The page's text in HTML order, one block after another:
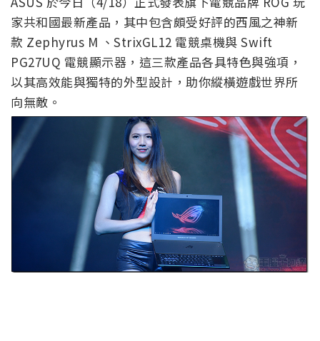
家共和國最新產品，其中包含頗受好評的西風之神新
款 Zephyrus M 、StrixGL12 電競桌機與 Swift
PG27UQ 電競顯示器，這三款產品各具特色與強項，
以其高效能與獨特的外型設計，助你縱橫遊戲世界所
向無敵。